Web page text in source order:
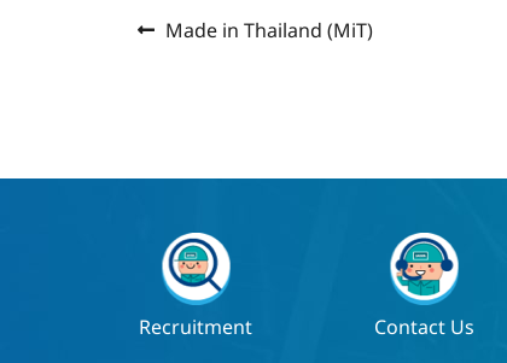
แนะแนว
Previous
Made in Thailand (MiT)
Recruitment Contact Us